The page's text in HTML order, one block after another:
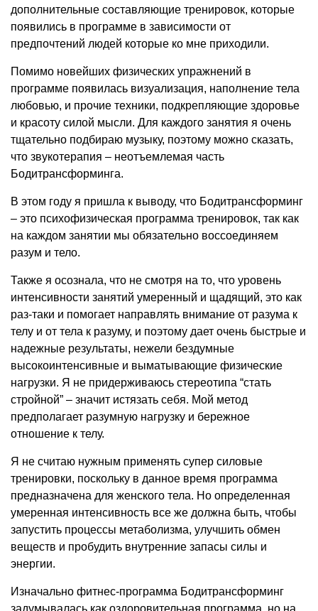
дополнительные составляющие тренировок, которые
появились в программе в зависимости от
предпочтений людей которые ко мне приходили.
Помимо новейших физических упражнений в
программе появилась визуализация, наполнение тела
любовью, и прочие техники, подкрепляющие здоровье
и красоту силой мысли. Для каждого занятия я очень
тщательно подбираю музыку, поэтому можно сказать,
что звукотерапия – неотъемлемая часть
Бодитрансформинга.
В этом году я пришла к выводу, что Бодитрансформинг
– это психофизическая программа тренировок, так как
на каждом занятии мы обязательно воссоединяем
разум и тело.
Также я осознала, что не смотря на то, что уровень
интенсивности занятий умеренный и щадящий, это как
раз-таки и помогает направлять внимание от разума к
телу и от тела к разуму, и поэтому дает очень быстрые и
надежные результаты, нежели бездумные
высокоинтенсивные и выматывающие физические
нагрузки. Я не придерживаюсь стереотипа “стать
стройной” – значит истязать себя. Мой метод
предполагает разумную нагрузку и бережное
отношение к телу.
Я не считаю нужным применять супер силовые
тренировки, поскольку в данное время программа
предназначена для женского тела. Но определенная
умеренная интенсивность все же должна быть, чтобы
запустить процессы метаболизма, улучшить обмен
веществ и пробудить внутренние запасы силы и
энергии.
Изначально фитнес-программа Бодитрансформинг